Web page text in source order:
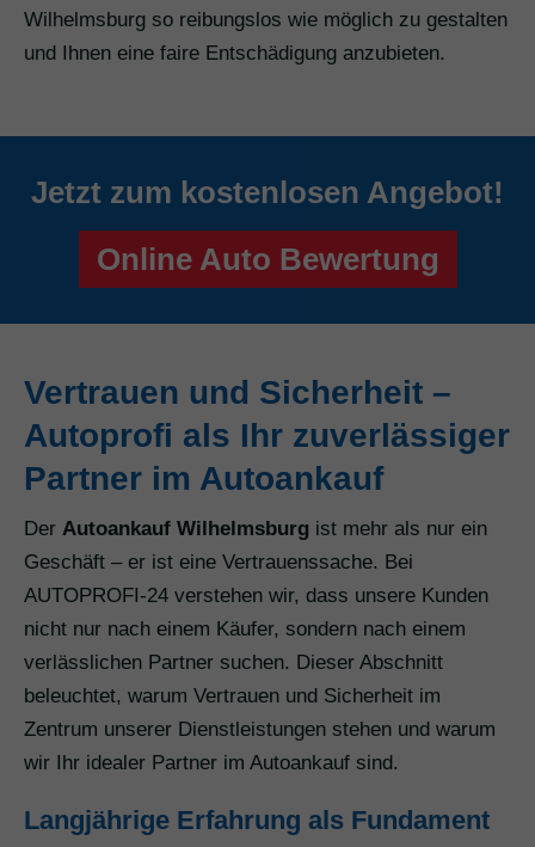
Wilhelmsburg so reibungslos wie möglich zu gestalten
und Ihnen eine faire Entschädigung anzubieten.
Jetzt zum kostenlosen Angebot!
Online Auto Bewertung
Vertrauen und Sicherheit –
Autoprofi als Ihr zuverlässiger
Partner im Autoankauf
Der Autoankauf Wilhelmsburg ist mehr als nur ein
Geschäft – er ist eine Vertrauenssache. Bei
AUTOPROFI-24 verstehen wir, dass unsere Kunden
nicht nur nach einem Käufer, sondern nach einem
verlässlichen Partner suchen. Dieser Abschnitt
beleuchtet, warum Vertrauen und Sicherheit im
Zentrum unserer Dienstleistungen stehen und warum
wir Ihr idealer Partner im Autoankauf sind.
Langjährige Erfahrung als Fundament